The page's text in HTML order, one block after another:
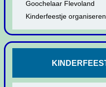
Goochelaar Flevoland
Kinderfeestje